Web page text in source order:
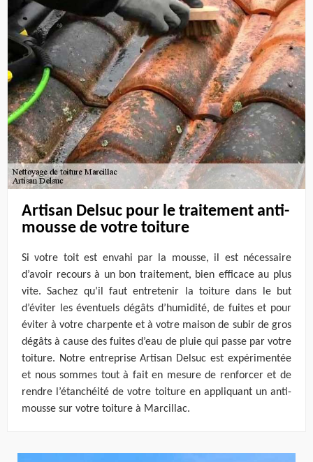
Artisan Delsuc pour le traitement anti-
mousse de votre toiture
Si votre toit est envahi par la mousse, il est nécessaire
d’avoir recours à un bon traitement, bien efficace au plus
vite. Sachez qu’il faut entretenir la toiture dans le but
d’éviter les éventuels dégâts d’humidité, de fuites et pour
éviter à votre charpente et à votre maison de subir de gros
dégâts à cause des fuites d’eau de pluie qui passe par votre
toiture. Notre entreprise Artisan Delsuc est expérimentée
et nous sommes tout à fait en mesure de renforcer et de
rendre l’étanchéité de votre toiture en appliquant un anti-
mousse sur votre toiture à Marcillac.